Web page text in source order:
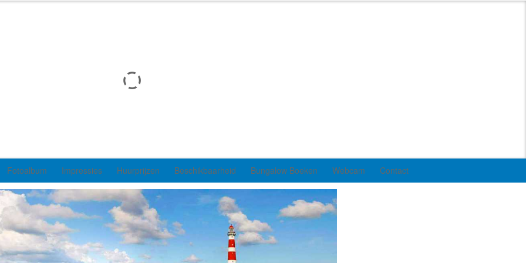
Fotoalbum Impressies Huurprijzen Beschikbaarheid Bungalow Boeken Webcam Contact